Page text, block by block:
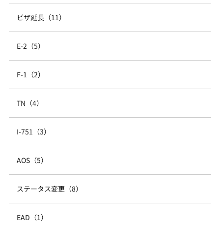
ビザ延長（11）
E-2（5）
F-1（2）
TN（4）
I-751（3）
AOS（5）
ステータス変更（8）
EAD（1）